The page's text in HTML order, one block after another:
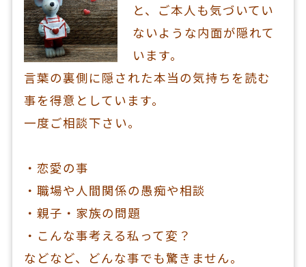
と、ご本人も気づいてい
ないような内面が隠れて
います。
言葉の裏側に隠された本当の気持ちを読む
事を得意としています。
一度ご相談下さい。
・恋愛の事
・職場や人間関係の愚痴や相談
・親子・家族の問題
・こんな事考える私って変？
などなど、どんな事でも驚きません。